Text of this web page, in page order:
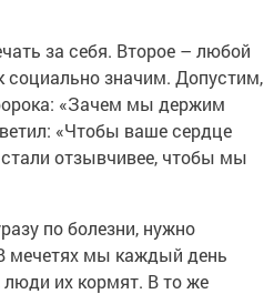
за себя. Второе – любой
социально значим. Допустим,
«Зачем мы держим
«Чтобы ваше сердце
отзывчивее, чтобы мы
по болезни, нужно
мечетях мы каждый день
их кормят. В то же